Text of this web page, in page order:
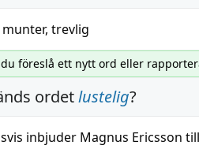
munter, trevlig
föreslå ett nytt ord eller
ordetlustelig?
inbjuder Magnus Ericsson